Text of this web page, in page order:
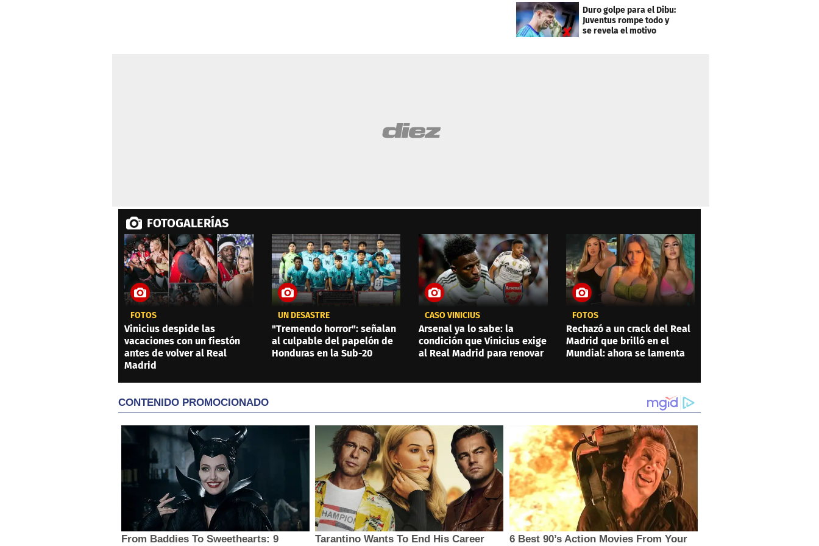
Duro golpe para el Dibu:
Juventus rompe todo y
se revela el motivo
FOTOGALERÍAS
FOTOS
Vinicius despide las
vacaciones con un fiestón
antes de volver al Real
Madrid
UN DESASTRE
"Tremendo horror": señalan
al culpable del papelón de
Honduras en la Sub-20
CASO VINICIUS
Arsenal ya lo sabe: la
condición que Vinicius exige
al Real Madrid para renovar
FOTOS
Rechazó a un crack del Real
Madrid que brilló en el
Mundial: ahora se lamenta